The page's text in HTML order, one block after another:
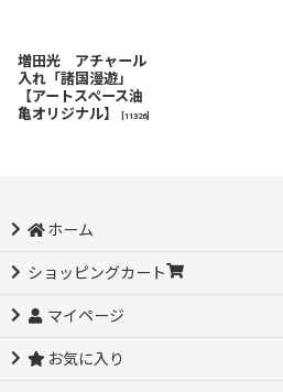
増田光 アチャール
入れ「諸国漫遊」
【アートスペース油
亀オリジナル】
11326]
ホーム
ショッピングカート
マイページ
お気に入り